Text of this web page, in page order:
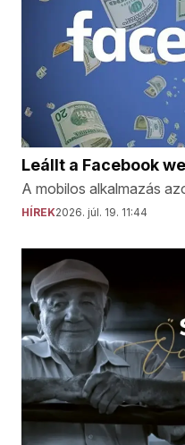
Leállt a Facebook
A mobilos alkalmazás
HÍREK2026. júl. 19. 11:44